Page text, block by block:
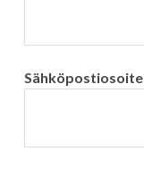
Sähköpostiosoite